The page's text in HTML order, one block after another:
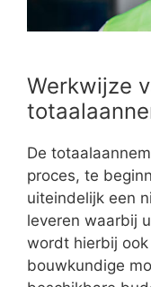
Werkwijze
De
proces, te
uiteindelijk een
leveren waarbij
wordt hierbij
bouwkundige